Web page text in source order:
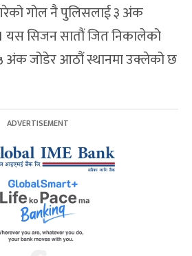
गोल नै पुलिसलाई ३ अंक
। यस सिजन सातौं जित निकालेको
जोडेर आठौं स्थानमा उक्लेको छ